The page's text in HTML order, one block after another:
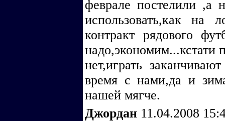
феврале постелили ,а
использовать,как на
контракт рядового
надо,экономим...кстати
нет,играть
время с нами,да и
нашей мягче.
Джордан 11.04.2008